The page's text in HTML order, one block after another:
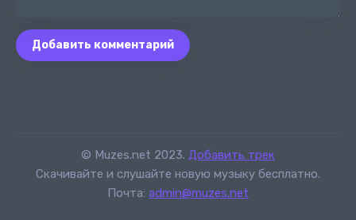
Добавить комментарий
© Muzes.net 2023. Добавить трек
Скачивайте и слушайте новую музыку бесплатно.
Почта: admin@muzes.net